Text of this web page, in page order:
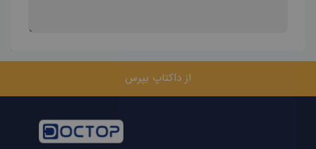
از داکتاپ بپرس